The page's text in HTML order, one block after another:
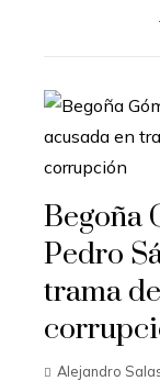
Begoña
Pedro
trama
Alejandro